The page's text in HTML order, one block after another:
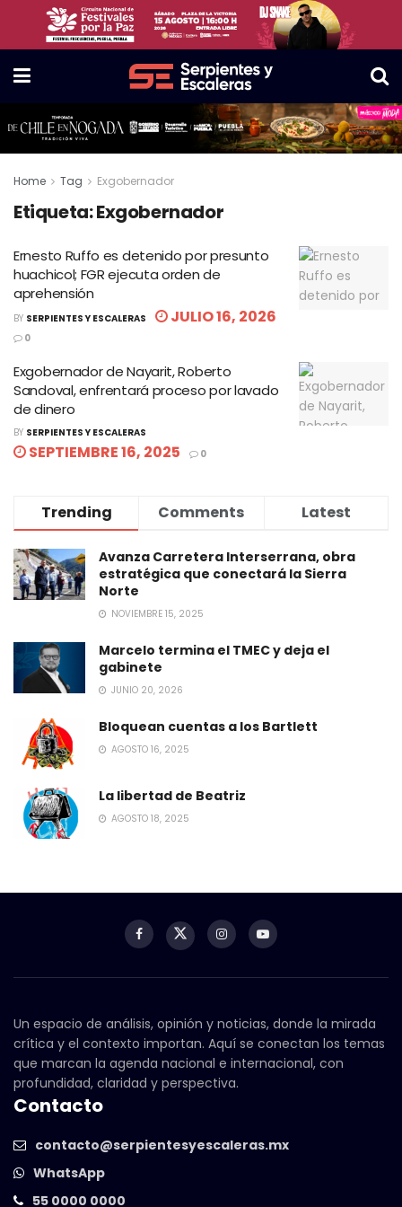
Home Tag Exgobernador
Etiqueta:Exgobernador
Ernesto Ruffo es detenido por presunto
huachicol; FGR ejecuta orden de
aprehensión
BY SERPIENTES Y ESCALERAS JULIO 16, 2026
0
Exgobernador de Nayarit, Roberto
Sandoval, enfrentará proceso por lavado
de dinero
BY SERPIENTES Y ESCALERAS
SEPTIEMBRE 16, 2025 0
Trending Comments Latest
Avanza Carretera Interserrana, obra
estratégica que conectará la Sierra
Norte
NOVIEMBRE 15, 2025
Marcelo termina el TMEC y deja el
gabinete
JUNIO 20, 2026
Bloquean cuentas a los Bartlett
AGOSTO 16, 2025
La libertad de Beatriz
AGOSTO 18, 2025
Un espacio de análisis, opinión y noticias, donde la mirada
crítica y el contexto importan. Aquí se conectan los temas
que marcan la agenda nacional e internacional, con
profundidad, claridad y perspectiva.
Contacto
contacto@serpientesyescaleras.mx
WhatsApp
55 0000 0000